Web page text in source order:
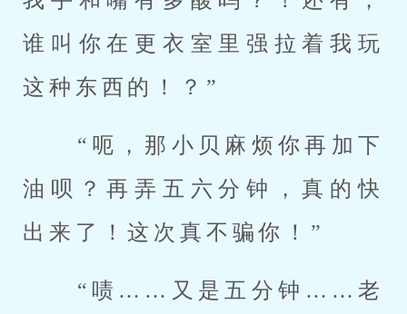
谁叫你在更衣室里强拉着我玩
这种东西的！？”
油呗？再弄五六分钟，真的快
出来了！这次真不骗你！”